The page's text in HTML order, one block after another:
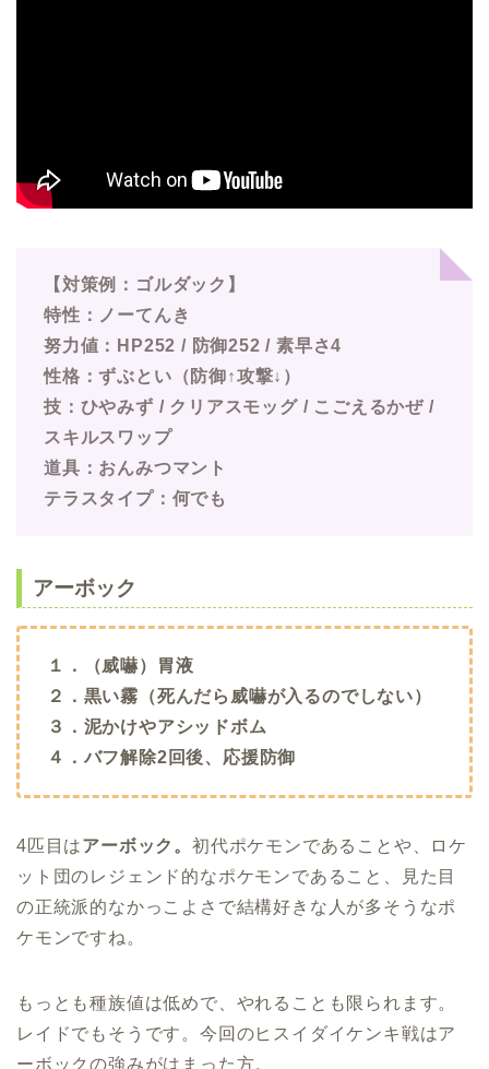
【対策例：ゴルダック】
特性：ノーてんき
努力値：HP252 / 防御252 / 素早さ4
性格：ずぶとい（防御↑攻撃↓）
技：ひやみず / クリアスモッグ / こごえるかぜ /
スキルスワップ
道具：おんみつマント
テラスタイプ：何でも
アーボック
１．（威嚇）胃液
２．黒い霧（死んだら威嚇が入るのでしない）
３．泥かけやアシッドボム
４．バフ解除2回後、応援防御
4匹目はアーボック。初代ポケモンであることや、ロケ
ット団のレジェンド的なポケモンであること、見た目
の正統派的なかっこよさで結構好きな人が多そうなポ
ケモンですね。
もっとも種族値は低めで、やれることも限られます。
レイドでもそうです。今回のヒスイダイケンキ戦はア
ーボックの強みがはまった方。